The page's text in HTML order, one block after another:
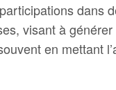
dans
visant à
en mettant